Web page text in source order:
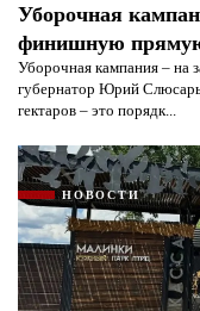
Уборочная
финишную
Уборочная кампания – на
губернатор Юрий
гектаров – это порядк...
НОВОСТИ